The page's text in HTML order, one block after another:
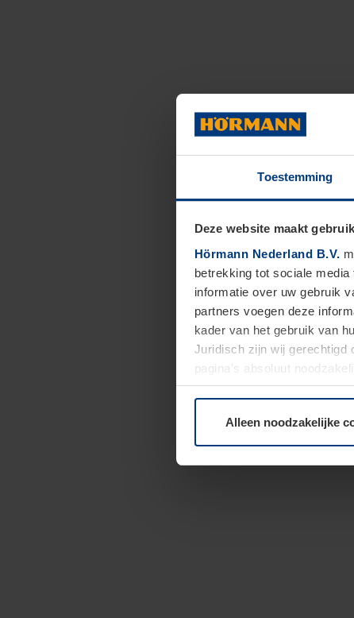
Toestemming
Deze website maakt
Hörmann Nederland B.V.
betrekking tot sociale
informatie over uw gebruik
partners voegen deze
kader van het gebruik van
Juridisch zijn wij gerechtigd
pagina's absoluut
elk moment bij de uitleg
Alleen noodzakelijke